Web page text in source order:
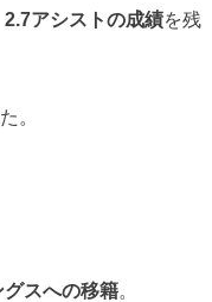
アシストの成績を残
。
スへの移籍。